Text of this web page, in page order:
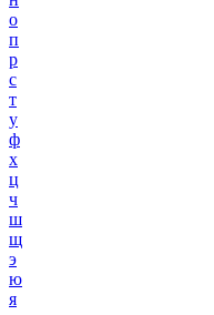
о
п
р
с
т
у
ф
х
ц
ч
ш
щ
э
ю
я